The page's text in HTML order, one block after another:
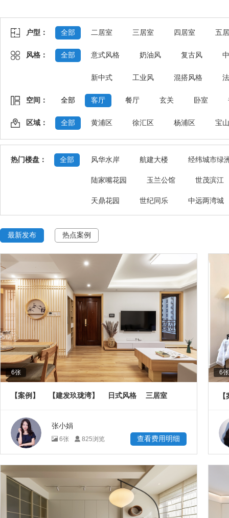
户型： 全部 二居室 三居室 四居室 五
风格： 全部 意式风格 奶油风 复古风
新中式 工业风 混搭风格
空间： 全部 客厅 餐厅 玄关 卧室
区域： 全部 黄浦区 徐汇区 杨浦区 宝
热门楼盘： 全部 风华水岸 航建大楼 经纬城市绿
陆家嘴花园 玉兰公馆 世茂滨江
天鼎花园 世纪同乐 中远两湾城
最新发布 热点案例
6张
【案例】 【建发玖珑湾】 日式风格 三居室
张小娟
6张 825浏览 查看费用明细
6张